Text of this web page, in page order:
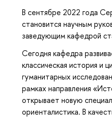
В сентябре 2022 года
становится научным
заведующим кафедрой
Сегодня кафедра
классическая история и
гуманитарных
рамках направления
открывает новую
ориенталистика. В